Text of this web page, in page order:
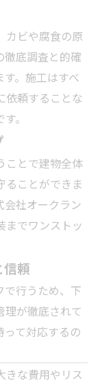
カビや腐食の原
徹底調査と的確
。施工はすべ
依頼することな
。
ことで建物全体
ることができま
会社オークラン
までワンストッ
信頼
で行うため、下
理が徹底されて
って対応するの
きな費用やリス